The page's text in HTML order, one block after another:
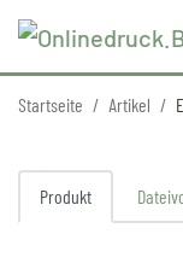
Startseite Artikel
Produkt